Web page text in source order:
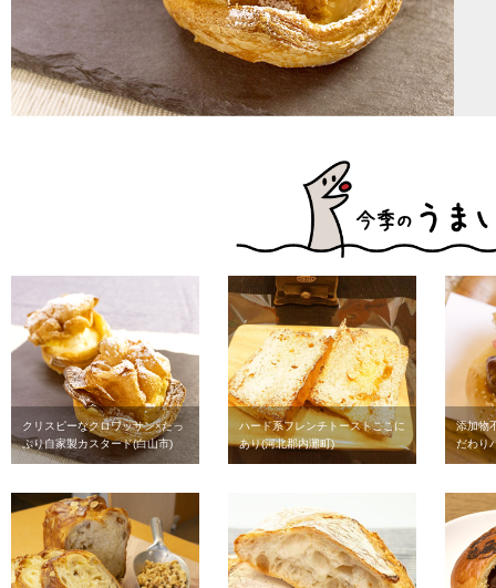
クリスピーなクロワッサン×たっ
ぷり自家製カスタード(白山市)
ハード系フレンチトーストここに
あり(河北郡内灘町)
添加物
だわり